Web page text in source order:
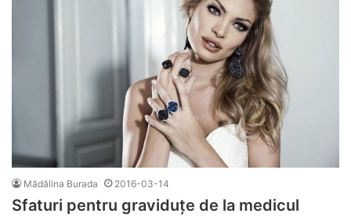
Mădălina Burada 2016-03-14
Sfaturi pentru graviduțe de la medicul